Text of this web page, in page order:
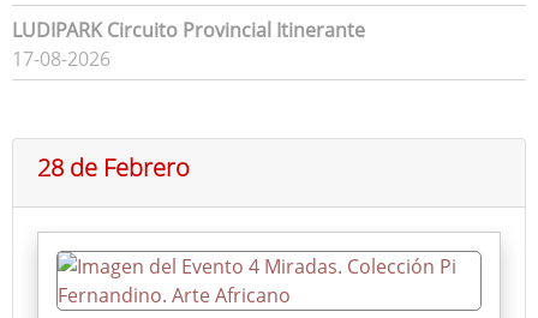
LUDIPARK Circuito Provincial Itinerante
17-08-2026
28 de Febrero